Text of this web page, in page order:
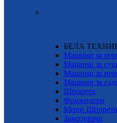
БЕЛА
Машини за
Машини за
Машини за
Машини за
Шпорети
Фрижидери
Мини Шпорети
Замрзувачи